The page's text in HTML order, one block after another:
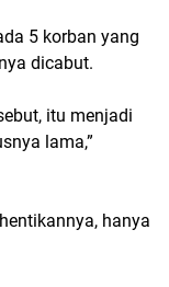
5 korban yang
dicabut.
itu menjadi
lama,”
hanya